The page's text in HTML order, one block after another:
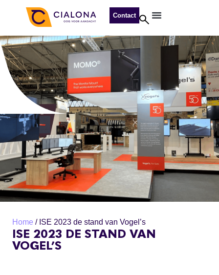
Contact
Home / ISE 2023 de stand van Vogel’s
ISE 2023 DE STAND VAN
VOGEL’S